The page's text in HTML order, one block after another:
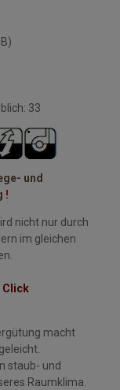
33
und
!
nicht nur durch
im gleichen
Click
macht
staub- und
Raumklima.